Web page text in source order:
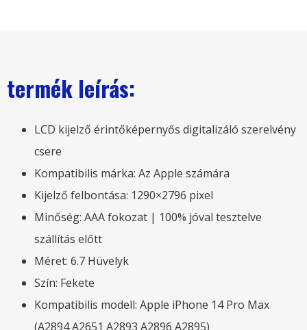
termék leírás:
LCD kijelző érintőképernyős digitalizáló szerelvény
csere
Kompatibilis márka: Az Apple számára
Kijelző felbontása: 1290×2796 pixel
Minőség: AAA fokozat | 100% jóval tesztelve
szállítás előtt
Méret: 6.7 Hüvelyk
Szín: Fekete
Kompatibilis modell: Apple iPhone 14 Pro Max
(A2894 A2651 A2893 A2896 A2895)